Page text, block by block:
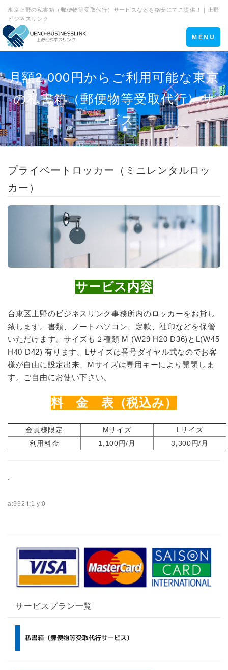
東京上野の私書箱（郵便物等受取代行）サービスなどを格安にてご提供！｜上野
ビジネスリンク
Toggle
navigation
MENU
月額2,000円からご利用可能な東京
の私書箱（郵便物等受取代行）サ
ービス
プライベートロッカー（ミニレンタルロッ
カー）
サービス内容
台東区上野のビジネスリンク事務所内のロッカーをお貸し
致します。書類、ノートパソコン、定款、社印などを保管
いただけます。サイズも２種類 M (W29 H20 D36)とL(W45
H40 D42) 有ります。Lサイズは番号ダイヤル式なのでお客
様が自由に設定出来、Mサイズは専用キーにより開閉しま
す。ご自由にお使い下さい。
料 金 表（税込み）
会員様限定 Mサイズ
Lサイズ
利用料金
1,100円/月 3,300円/月
.
a:932 t:1 y:0
サービスプラン一覧